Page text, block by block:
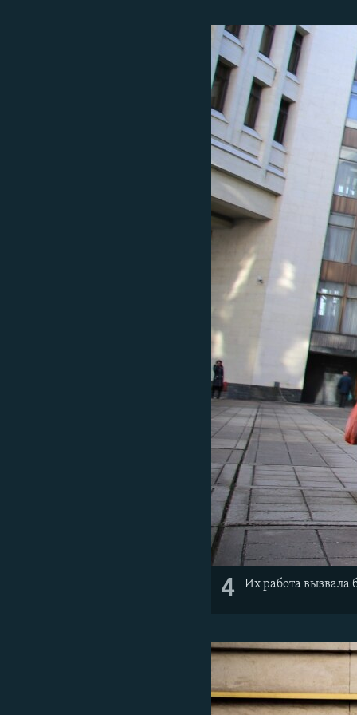
4 Их работа вызвала